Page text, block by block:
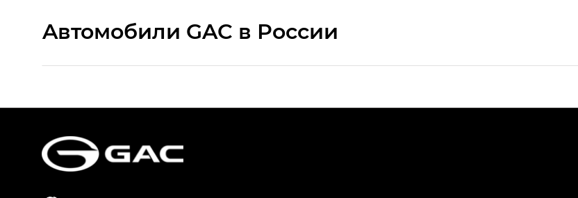
Aвтомобили GAC в России
HYPTEC HT — Хайптек Эйч Ти (HYPTEC HT) в комплектации Экс ПРЕМИУМ — EX PREMIUM